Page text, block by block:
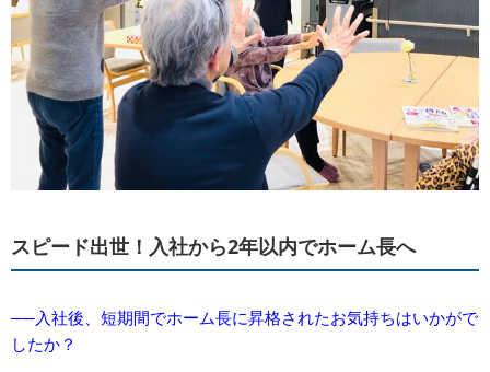
スピード出世！入社から2年以内でホーム長へ
──入社後、短期間でホーム長に昇格されたお気持ちはいかがで
したか？